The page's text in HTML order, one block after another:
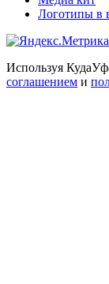
Логотипы в
Используя
соглашением и